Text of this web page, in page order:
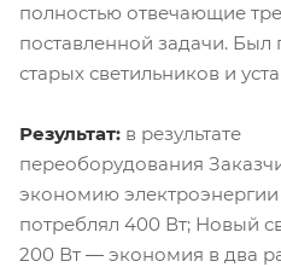
полностью отвечающие
поставленной задачи.
старых светильников и
Результат: в результате
переоборудования
экономию
потреблял 400 Вт; Новый
200 Вт ― экономия в два